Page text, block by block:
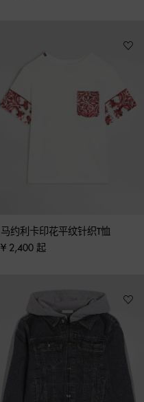
马约利卡印花平纹针织T恤
¥ 2,400 起